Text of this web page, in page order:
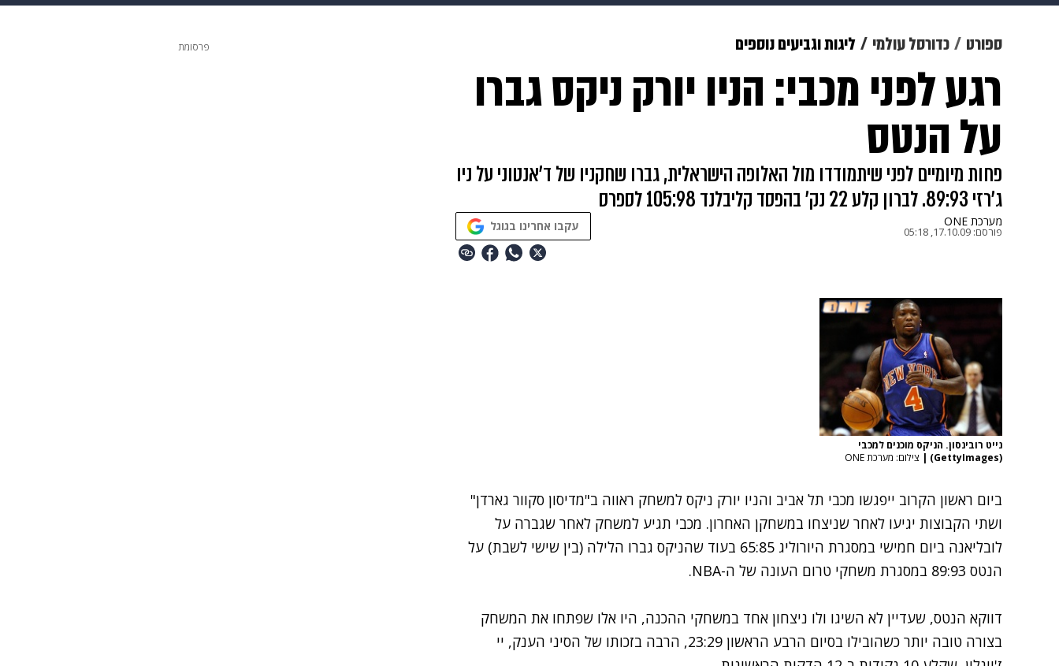
צבא וביטחון makoZ בריאות
ויוה משפט תשעה חודשים מתכונים פרויקטים מיוחדים
ספורט כדורסל עולמי ליגות וגביעים נוספים
רגע לפני מכבי: הניו יורק ניקס גברו
על הנטס
פחות מיומיים לפני שיתמודדו מול האלופה הישראלית, גברו שחקניו של ד'אנטוני על ניו
ג'רזי 89:93. לברון קלע 22 נק' בהפסד קליבלנד 105:98 לספרס
מערכת ONE
פורסם: 17.10.09, 05:18 עקבו אחרינו בגוגל
נייט רובינסון. הניקס מוכנים למכבי
(GettyImages)
| צילום: מערכת ONE
ביום ראשון הקרוב ייפגשו מכבי תל אביב והניו יורק ניקס למשחק ראווה ב"מדיסון סקוור גארדן"
ושתי הקבוצות יגיעו לאחר שניצחו במשחקן האחרון. מכבי תגיע למשחק לאחר שגברה על
לובליאנה ביום חמישי במסגרת היורוליג 65:85 בעוד שהניקס גברו הלילה (בין שישי לשבת) על
הנטס 89:93 במסגרת משחקי טרום העונה של ה-NBA.
דווקא הנטס, שעדיין לא השיגו ולו ניצחון אחד במשחקי ההכנה, היו אלו שפתחו את המשחק
בצורה טובה יותר כשהובילו בסיום הרבע הראשון 23:29, הרבה בזכותו של הסיני הענק, יי
פרסומת